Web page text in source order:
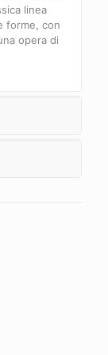
linea
forme, con
opera di